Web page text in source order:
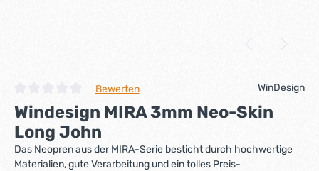
Durchschnittliche Bewertung von 0 von 5 Sternen
Bewerten WinDesign
Windesign MIRA 3mm Neo-Skin
Long John
Das Neopren aus der MIRA-Serie besticht durch hochwertige
Materialien, gute Verarbeitung und ein tolles Preis-